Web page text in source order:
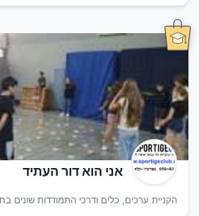
אני הוא דור העתיד
הקניית ערכים, כלים ודרכי התמודדות שונים